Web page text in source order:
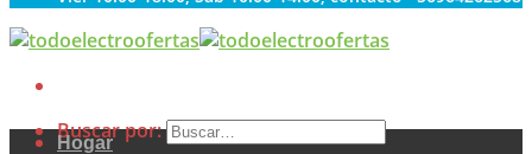
Buscar por:
Hogar